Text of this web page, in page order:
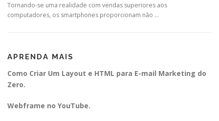
Tornando-se uma realidade com vendas superiores aos
computadores, os smartphones proporcionam não …
APRENDA MAIS
Como Criar Um Layout e HTML para E-mail Marketing do
Zero.
Webframe no YouTube.